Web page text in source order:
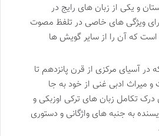
و یکی از زبان های رایج در
ویژگی های خاصی در تلفظ مصوت
که آن را از سایر گویش ها
در آسیای مرکزی از قرن پانزدهم تا
میراث ادبی غنی از خود به جا
تکامل زبان های ترکی اوزبکی و
به جنبه های واژگانی و دستوری